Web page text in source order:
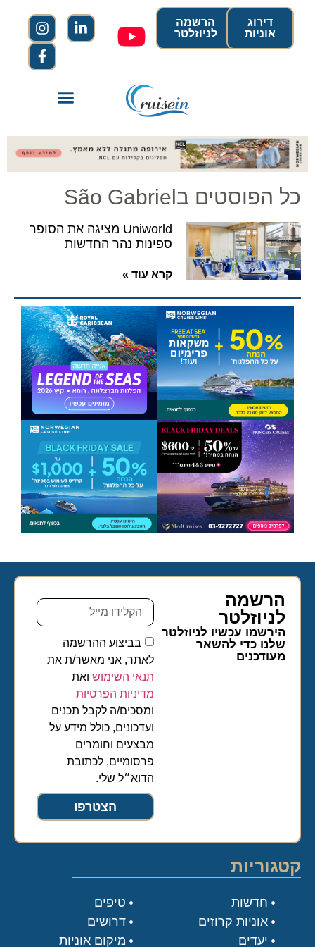
הרשמה
לניוזלטר
דירוג
אוניות
כל הפוסטים בSão Gabriel
Uniworld מציגה את הסופר
ספינות נהר החדשות
קרא עוד »
הרשמה
לניוזלטר​
הירשמו עכשיו לניוזלטר
שלנו כדי להשאר
מעודכנים
בביצוע ההרשמה
לאתר, אני מאשר/ת את
תנאי השימושואת
מדיניות הפרטיות
ומסכים/ה לקבל תכנים
ועדכונים, כולל מידע על
מבצעים וחומרים
פרסומיים, לכתובת
הדוא״ל שלי.
הצטרפו
קטגוריות
טיפים
דרושים
מיקום אוניות
חדשות
אוניות קרוזים
יעדים